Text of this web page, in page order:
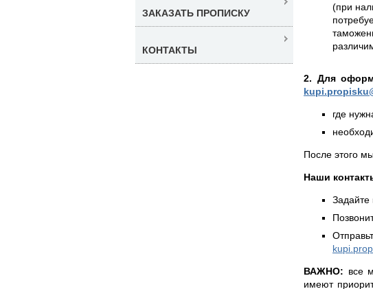
(при
2. Для
где
После этого
Наши
Задайте
ВАЖНО: все
имеют
ЗАКАЗАТЬ ПРОПИСКУ
КОНТАКТЫ